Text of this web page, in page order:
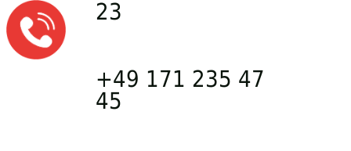
23
+49 171 235 47
45